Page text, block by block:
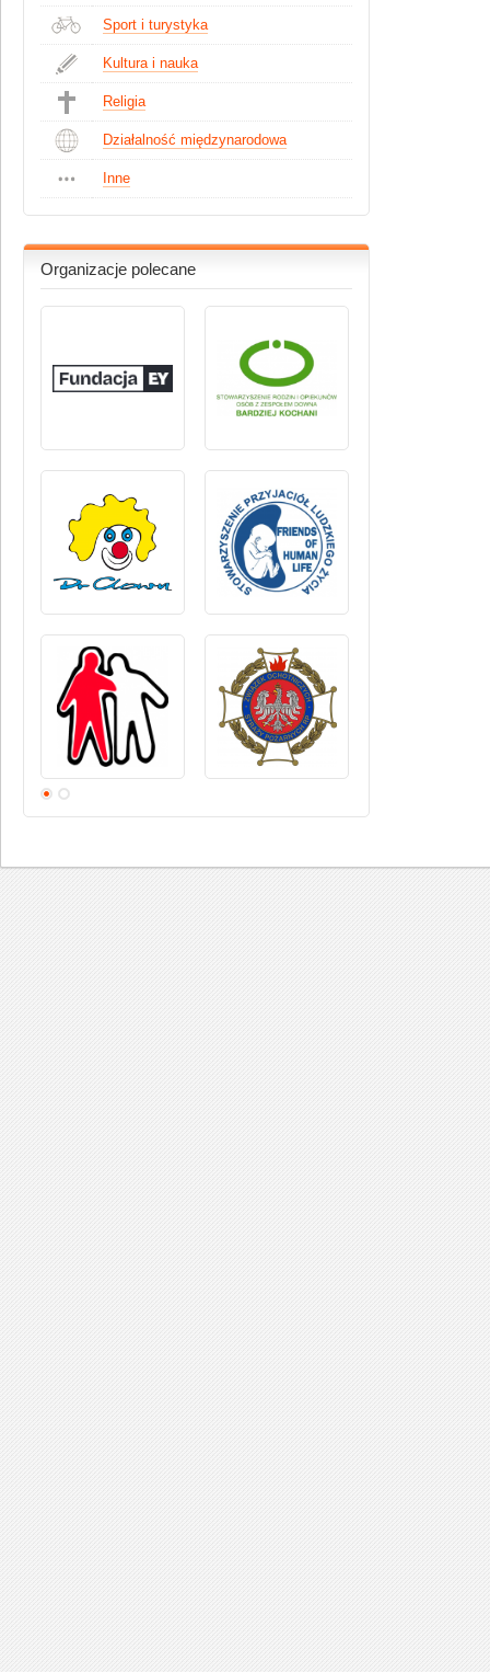
Sport i turystyka
Kultura i nauka
Religia
Działalność międzynarodowa
Inne
Organizacje polecane